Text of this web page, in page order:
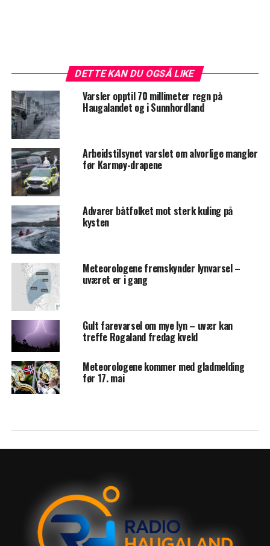
DETTE KAN DU OGSÅ LIKE
Varsler opptil 70 millimeter regn på
Haugalandet og i Sunnhordland
Arbeidstilsynet varslet om alvorlige mangler
før Karmøy-drapene
Advarer båtfolket mot sterk kuling på
kysten
Meteorologene fremskynder lynvarsel –
uværet er i gang
Gult farevarsel om mye lyn – uvær kan
treffe Rogaland fredag kveld
Meteorologene kommer med gladmelding
før 17. mai